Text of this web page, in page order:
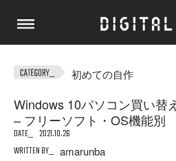
初めての自作
Windows 10パソコン買い替
– フリーソフト・OS機能別
DATE
2021.10.26
WRITTEN BY
amarunba